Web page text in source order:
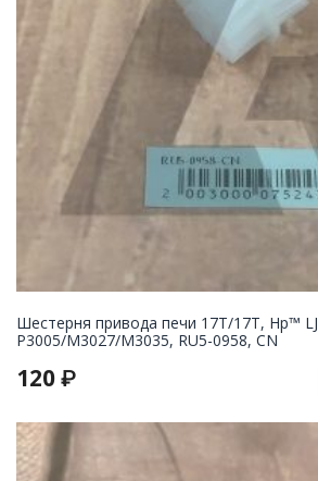
Шестерня привода печи 17T/17T, Hp™ LJ
P3005/M3027/M3035, RU5-0958, CN
120 ₽